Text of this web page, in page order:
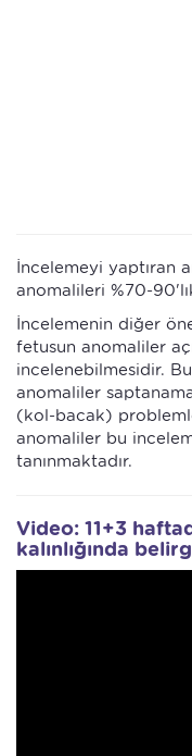
İncelemeyi yaptıran
anomalileri %70-
İncelemenin diğer
fetusun anomaliler
incelenebilmesidir.
anomaliler
(kol-bacak)
anomaliler bu
tanınmaktadır.
Video: 11+3
kalınlığında